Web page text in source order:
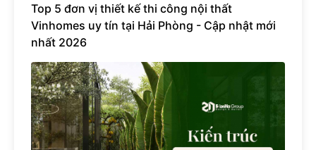
Top 5 đơn vị thiết kế thi công nội thất
Vinhomes uy tín tại Hải Phòng - Cập nhật mới
nhất 2026